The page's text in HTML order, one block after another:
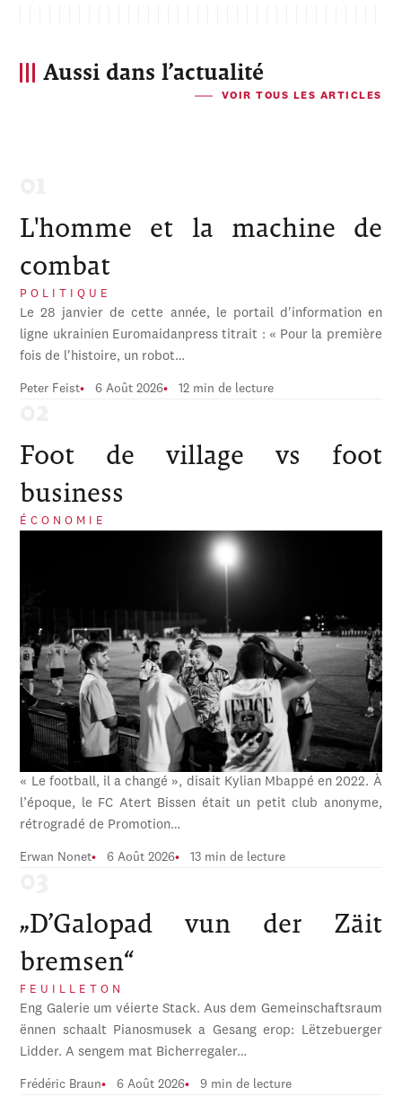
Aussi dans l’actualité
VOIR TOUS LES ARTICLES
L'homme et la machine de
combat
POLITIQUE
Le 28 janvier de cette année, le portail d'information en
ligne ukrainien Euromaidanpress titrait : « Pour la première
fois de l'histoire, un robot…
Peter Feist 6 Août 2026 12 min de lecture
Foot de village vs foot
business
ÉCONOMIE
« Le football, il a changé », disait Kylian Mbappé en 2022. À
l’époque, le FC Atert Bissen était un petit club anonyme,
rétrogradé de Promotion…
Erwan Nonet 6 Août 2026 13 min de lecture
„D’Galopad vun der Zäit
bremsen“
FEUILLETON
Eng Galerie um véierte Stack. Aus dem Gemeinschaftsraum
ënnen schaalt Pianosmusek a Gesang erop: Lëtzebuerger
Lidder. A sengem mat Bicherregaler…
Frédéric Braun 6 Août 2026 9 min de lecture